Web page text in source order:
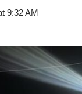
9:32 AM